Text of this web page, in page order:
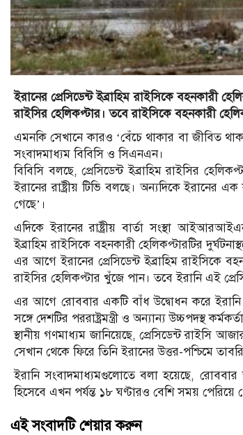
ইরানের প্রেসিডেন্ট ইব্রাহিম রাইসিকে বহনকারী
রাইসির হেলিকপ্টার। তবে রাইসিকে বহনকারী
এমনকি সেখানে কারও ‘বেঁচে থাকার বা জীবিত
সংবাদমাধ্যম বিবিসি ও সিএনএন।
বিবিসি বলছে, প্রেসিডেন্ট ইব্রাহিম রাইসির
ইরানের রাষ্ট্রীয় টিভি বলছে। অন্যদিকে ইরানের
গেছে’।
এদিকে ইরানের রাষ্ট্রীয় বার্তা সংস্থা
ইব্রাহিম রাইসিকে বহনকারী হেলিকপ্টারটির
এর আগে ইরানের প্রেসিডেন্ট ইব্রাহিম রাইসিকে
রাইসির হেলিকপ্টার খুঁজে পান। তবে ইরানি এই
এর আগে রোববার একটি বাঁধ উদ্বোধন করে ইরানি
সঙ্গে দেশটির পররাষ্ট্রমন্ত্রী ও অন্যান্য উচ্চপদস্থ
স্থানীয় গণমাধ্যম জানিয়েছে, প্রেসিডেন্ট রাইসি
সেখান থেকে ফিরে তিনি ইরানের উত্তর-পশ্চিমে
ইরানি সংবাদমাধ্যমগুলোতে বলা হয়েছে, রোববার
হিসেবে এখন পর্যন্ত ১৮ ঘণ্টারও বেশি সময় পেরিয়ে
এই সংবাদটি শেয়ার করুন